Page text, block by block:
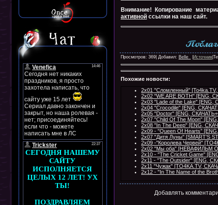
Внимание! Копирование
активной ссылки на наш сайт.
Просмотров: 369| Добавил: Belle_ Источник
Похожие новости:
2x01 "Сломленный"
2x02 "WE ARE BOTH" [ENG,
2x03 "Lade of the Lake"
2x04 "Crocodile" [ENG,
2x05 "Doctor" [ENG,
2x07 "Child Of The Moon"
2x08 "In The Deep" [ENG,
2х09 - "Queen Of Hearts”
2х07 "Дитя Луны" [SMART'S
2х09 -"Королева Червей"
2x02 "Мы оба" [НЕВАФИЛЬМ
2х10 - "The Cricket Game"
2х11 - "The Outsider" [ENG,
2x11 "Чужак" [TO4KA.TV,
2х12 - "In The Name of the
Добавлять